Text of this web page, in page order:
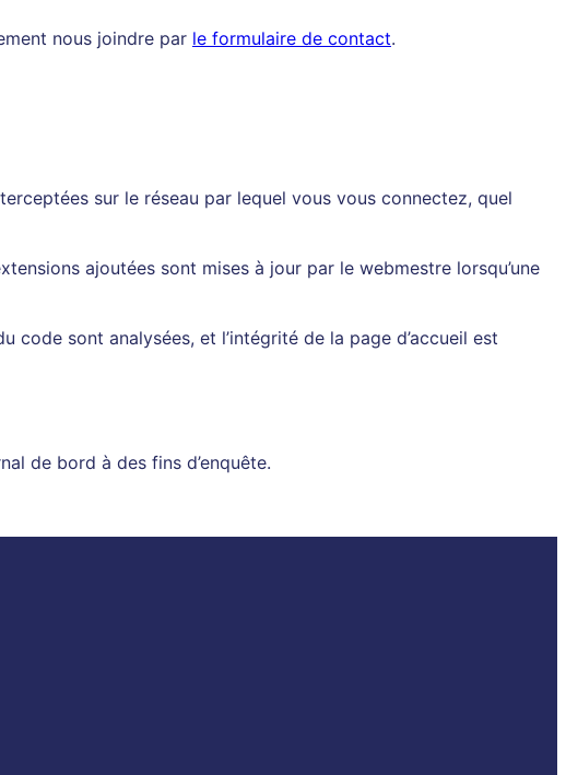
nous joindre par le formulaire de contact.
sur le réseau par lequel vous vous connectez, quel
ajoutées sont mises à jour par le webmestre lorsqu’une
code sont analysées, et l’intégrité de la page d’accueil est
de bord à des fins d’enquête.